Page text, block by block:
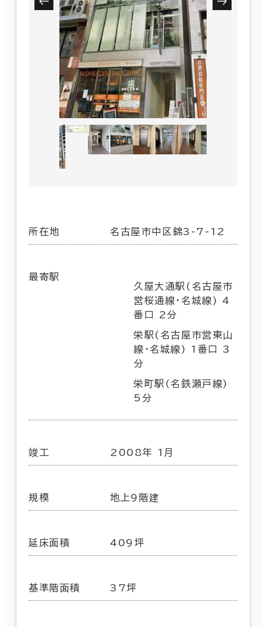
所在地 名古屋市中区錦3-7-12
最寄駅
久屋大通駅(名古屋市
営桜通線･名城線) 4
番口 2分
栄駅(名古屋市営東山
線･名城線) 1番口 3
分
栄町駅(名鉄瀬戸線)
5分
竣工 2008年 1月
規模 地上9階建
延床面積 409坪
基準階面積 37坪